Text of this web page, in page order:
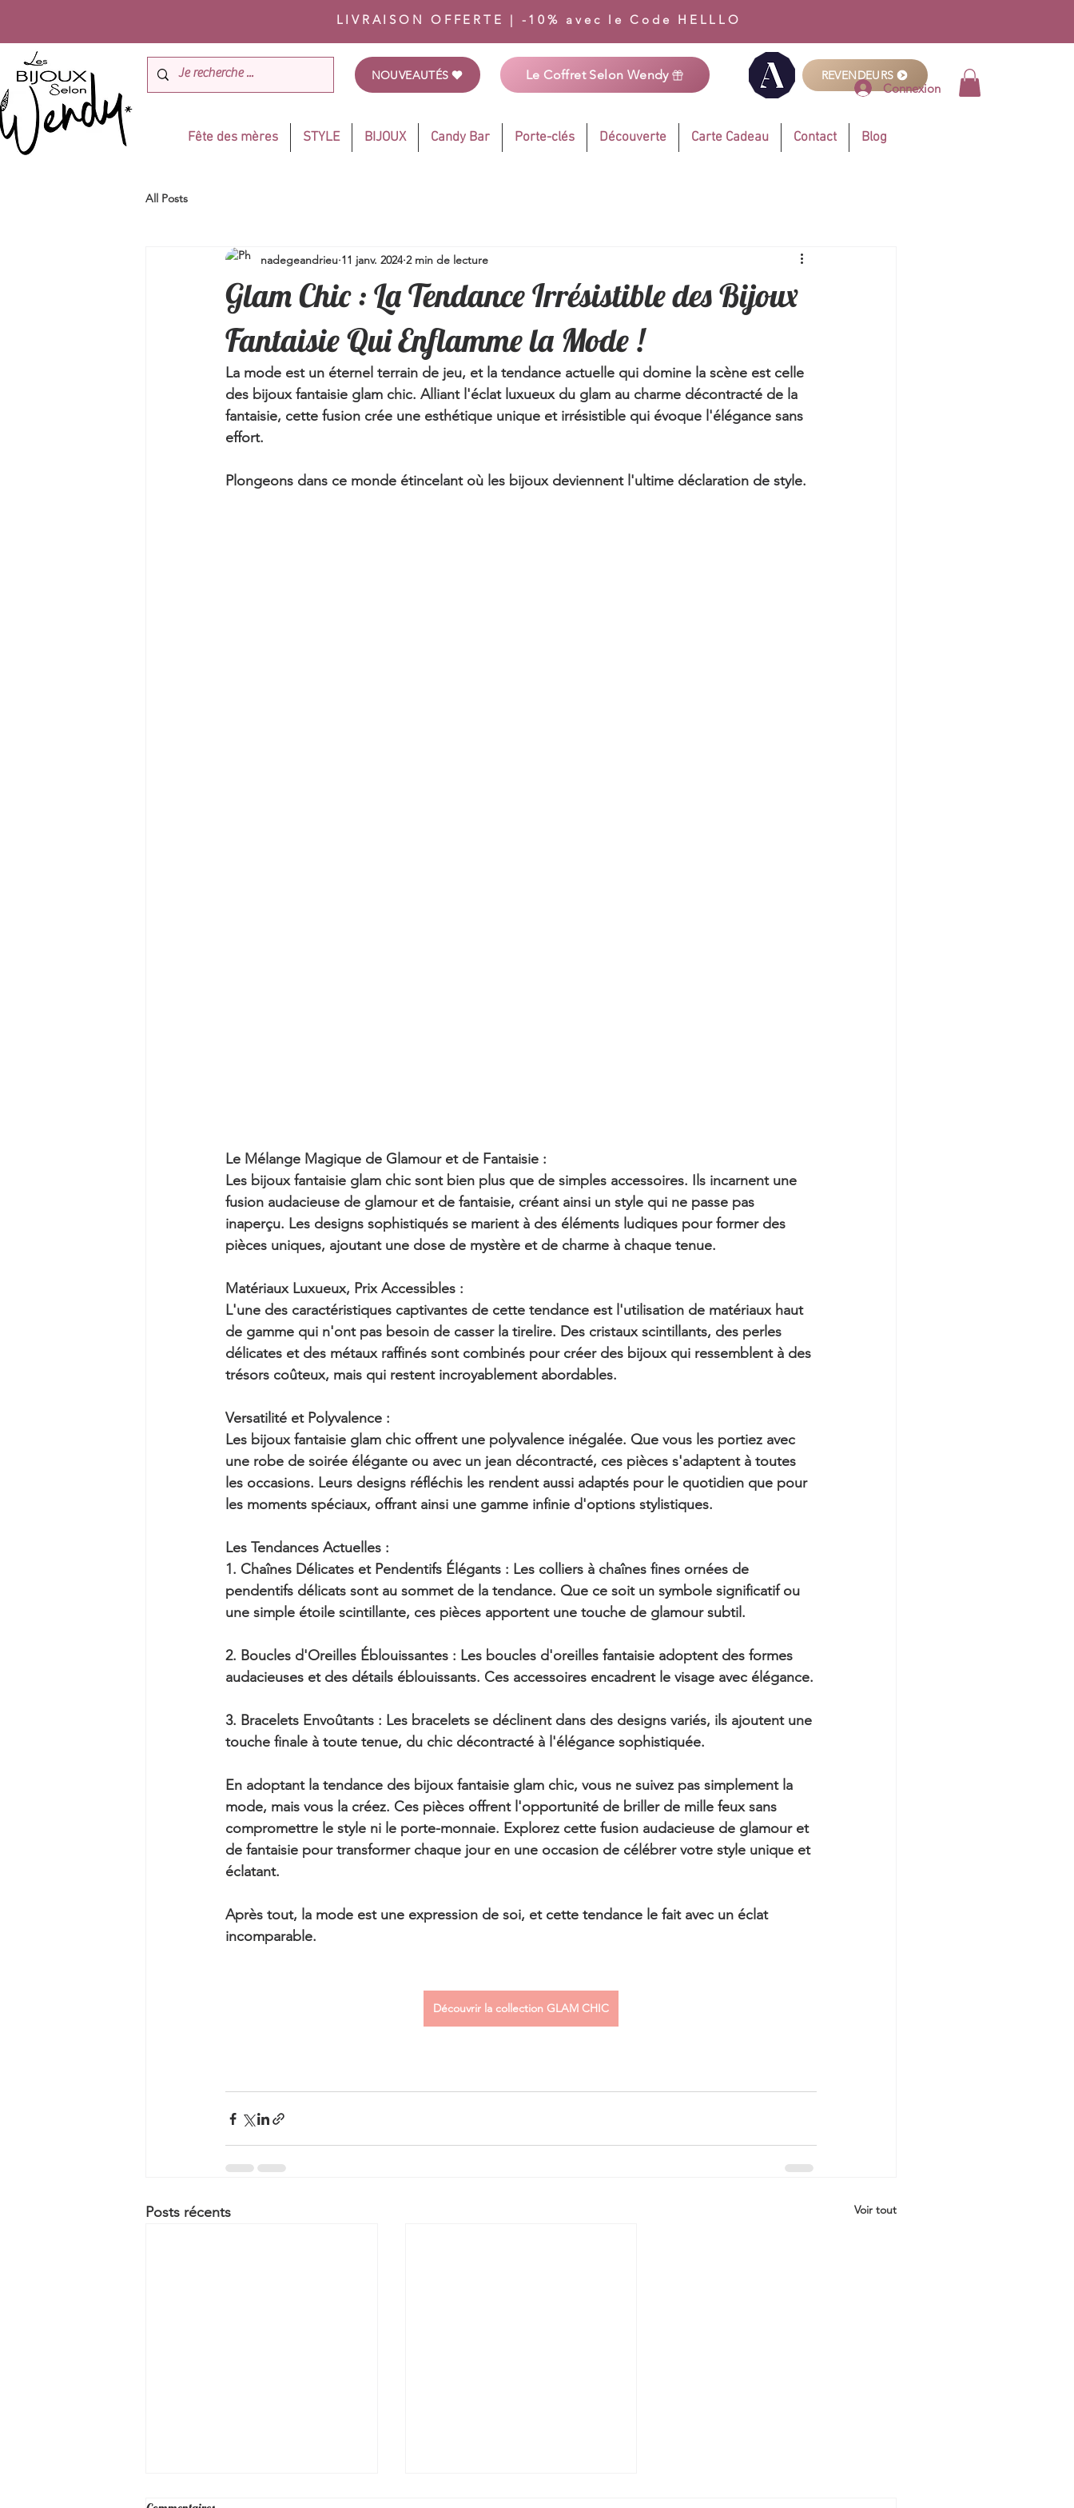
Connexion
LIVRAISON OFFERTE | -10% avec le Code HELLLO
NOUVEAUTÉS Le Coffret Selon Wendy REVENDEURS
Fête des mères STYLE BIJOUX Candy Bar Porte-clés Découverte Carte Cadeau Contact Blog
All Posts
Glam Chic : La Tendance Irrésistible des Bijoux
Fantaisie Qui Enflamme la Mode !
nadegeandrieu 11 janv. 2024 2 min de lecture
La mode est un éternel terrain de jeu, et la tendance actuelle qui domine la scène est celle
des bijoux fantaisie glam chic. Alliant l'éclat luxueux du glam au charme décontracté de la
fantaisie, cette fusion crée une esthétique unique et irrésistible qui évoque l'élégance sans
effort.
Plongeons dans ce monde étincelant où les bijoux deviennent l'ultime déclaration de style.
Le Mélange Magique de Glamour et de Fantaisie :
Les bijoux fantaisie glam chic sont bien plus que de simples accessoires. Ils incarnent une
fusion audacieuse de glamour et de fantaisie, créant ainsi un style qui ne passe pas
inaperçu. Les designs sophistiqués se marient à des éléments ludiques pour former des
pièces uniques, ajoutant une dose de mystère et de charme à chaque tenue.
Matériaux Luxueux, Prix Accessibles :
L'une des caractéristiques captivantes de cette tendance est l'utilisation de matériaux haut
de gamme qui n'ont pas besoin de casser la tirelire. Des cristaux scintillants, des perles
délicates et des métaux raffinés sont combinés pour créer des bijoux qui ressemblent à des
trésors coûteux, mais qui restent incroyablement abordables.
Versatilité et Polyvalence :
Les bijoux fantaisie glam chic offrent une polyvalence inégalée. Que vous les portiez avec
une robe de soirée élégante ou avec un jean décontracté, ces pièces s'adaptent à toutes
les occasions. Leurs designs réfléchis les rendent aussi adaptés pour le quotidien que pour
les moments spéciaux, offrant ainsi une gamme infinie d'options stylistiques.
Les Tendances Actuelles :
1. Chaînes Délicates et Pendentifs Élégants : Les colliers à chaînes fines ornées de
pendentifs délicats sont au sommet de la tendance. Que ce soit un symbole significatif ou
une simple étoile scintillante, ces pièces apportent une touche de glamour subtil.
2. Boucles d'Oreilles Éblouissantes : Les boucles d'oreilles fantaisie adoptent des formes
audacieuses et des détails éblouissants. Ces accessoires encadrent le visage avec élégance.
3. Bracelets Envoûtants : Les bracelets se déclinent dans des designs variés, ils ajoutent une
touche finale à toute tenue, du chic décontracté à l'élégance sophistiquée.
En adoptant la tendance des bijoux fantaisie glam chic, vous ne suivez pas simplement la
mode, mais vous la créez. Ces pièces offrent l'opportunité de briller de mille feux sans
compromettre le style ni le porte-monnaie. Explorez cette fusion audacieuse de glamour et
de fantaisie pour transformer chaque jour en une occasion de célébrer votre style unique et
éclatant.
Après tout, la mode est une expression de soi, et cette tendance le fait avec un éclat
incomparable.
Découvrir la collection GLAM CHIC
Posts récents Voir tout